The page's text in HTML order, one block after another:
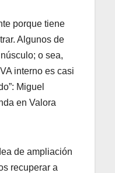
porque tiene
Algunos de
o sea,
interno es casi
Miguel
en Valora
de ampliación
recuperar a